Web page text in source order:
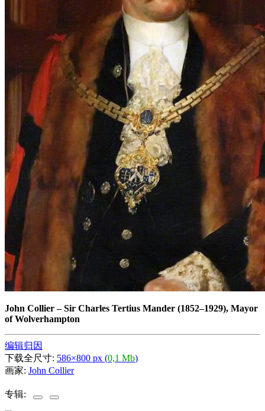
John Collier–Sir Charles Tertius Mander (1852–1929), Mayor
of Wolverhampton
编辑归因
下载全尺寸: 586×800 px (0,1 Mb)
画家: John Collier
专辑: